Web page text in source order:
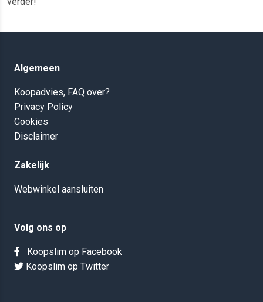
Algemeen
Koopadvies, FAQ over?
Privacy Policy
Cookies
Disclaimer
Zakelijk
Webwinkel aansluiten
Volg ons op
Koopslim op Facebook
Koopslim op Twitter